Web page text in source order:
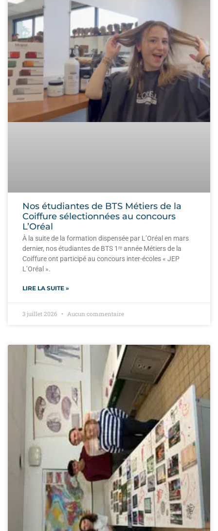
Nos étudiantes de BTS Métiers de la
Coiffure sélectionnées au concours
L’Oréal
À la suite de la formation dispensée par L’Oréal en mars
dernier, nos étudiantes de BTS 1ʳᵉ année Métiers de la
Coiffure ont participé au concours inter-écoles « JEP
L’Oréal ».
LIRE LA SUITE »
3 juillet 2026 Aucun commentaire